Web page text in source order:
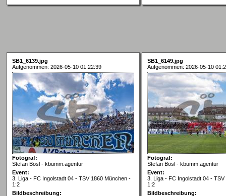
SB1_6139.jpg
Aufgenommen: 2026-05-10 01:22:39
Fotograf:
Stefan Bösl - kbumm.agentur
Event:
3. Liga - FC Ingolstadt 04 - TSV 1860 München -
1:2
Bildbeschreibung:
SB1_6149.jpg
Aufgenommen: 2026-05-10
Fotograf:
Stefan Bösl - kbumm.agentur
Event:
3. Liga - FC Ingolstadt 04 -
1:2
Bildbeschreibung: